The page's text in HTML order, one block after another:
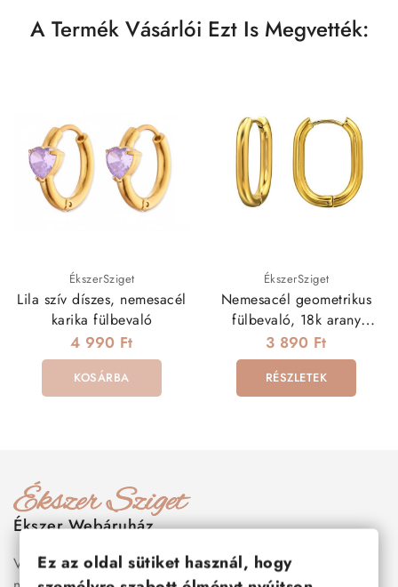
A Termék Vásárlói Ezt Is Megvették:
ÉkszerSziget
Lila szív díszes, nemesacél
karika fülbevaló
4 990 Ft
KOSÁRBA
ÉkszerSziget
Nemesacél geometrikus
fülbevaló, 18k arany
bevonattal
3 890 Ft
RÉSZLETEK
Ékszer Webáruház
Válogass több száz prémium minőségű, stílusos és tartós
Ez az oldal sütiket használ, hogy